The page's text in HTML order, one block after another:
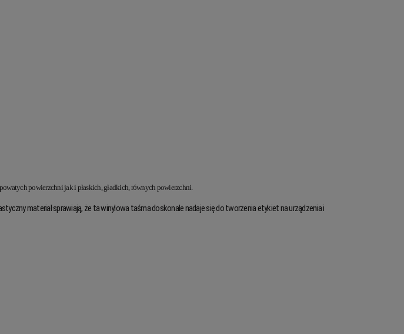
powierzchni jak i płaskich, gładkich, równych powierzchni.
materiał sprawiają, że ta winylowa taśma doskonale nadaje się do tworzenia etykiet na urządzenia i